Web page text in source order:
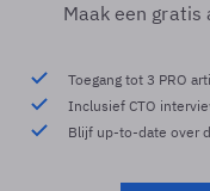
Maak een gratis
Toegang tot 3 PRO
Inclusief CTO
Blijf up-to-date over